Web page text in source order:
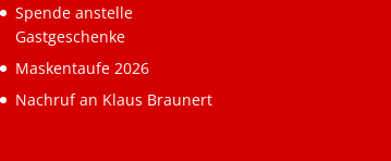
Spende anstelle
Gastgeschenke
Maskentaufe 2026
Nachruf an Klaus Braunert